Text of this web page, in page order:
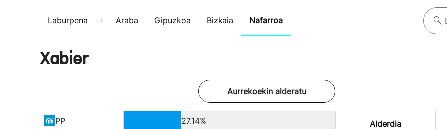
Laburpena Araba Gipuzkoa Bizkaia Nafarroa
Xabier
Aurrekoekin alderatu
PP
27.14%
Alderdia